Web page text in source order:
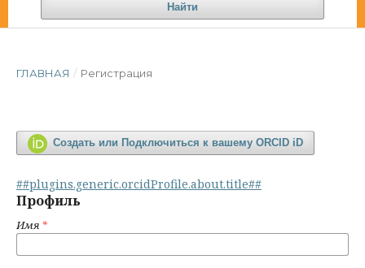
Найти
ГЛАВНАЯ / Регистрация
Создать или Подключиться к вашему ORCID iD
##plugins.generic.orcidProfile.about.title##
Профиль
Имя *